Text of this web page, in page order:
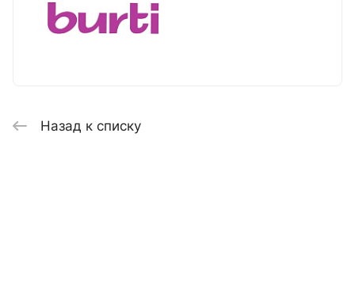
Назад к списку